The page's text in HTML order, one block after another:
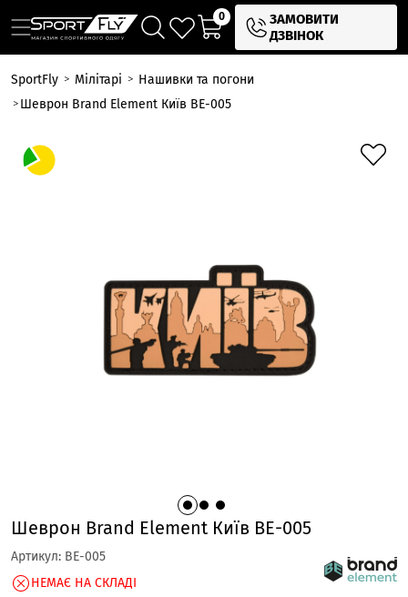
0
ЗАМОВИТИ
ДЗВІНОК
SportFly Мілітарі
Нашивки та погони
Шеврон Brand Element Київ BE-005
Шеврон Brand Element Київ BE-005
Артикул: BE-005
НЕМАЄ НА СКЛАДІ